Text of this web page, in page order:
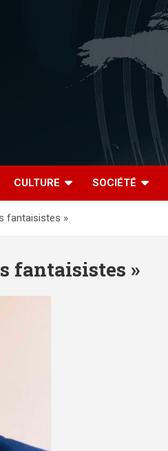
CULTURE SOCIÉTÉ
fantaisistes »
fantaisistes »